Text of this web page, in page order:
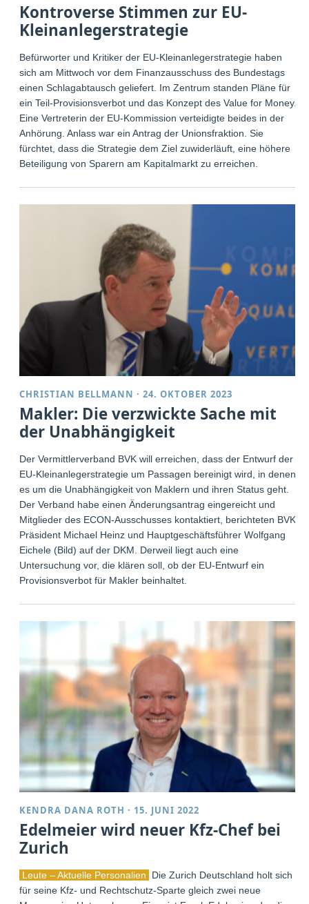
Kontroverse Stimmen zur EU-
Kleinanlegerstrategie
Befürworter und Kritiker der EU-Kleinanlegerstrategie haben
sich am Mittwoch vor dem Finanzausschuss des Bundestags
einen Schlagabtausch geliefert. Im Zentrum standen Pläne für
ein Teil-Provisionsverbot und das Konzept des Value for Money.
Eine Vertreterin der EU-Kommission verteidigte beides in der
Anhörung. Anlass war ein Antrag der Unionsfraktion. Sie
fürchtet, dass die Strategie dem Ziel zuwiderläuft, eine höhere
Beteiligung von Sparern am Kapitalmarkt zu erreichen.
CHRISTIAN BELLMANN ·24. OKTOBER 2023
Makler: Die verzwickte Sache mit
der Unabhängigkeit
Der Vermittlerverband BVK will erreichen, dass der Entwurf der
EU-Kleinanlegerstrategie um Passagen bereinigt wird, in denen
es um die Unabhängigkeit von Maklern und ihren Status geht.
Der Verband habe einen Änderungsantrag eingereicht und
Mitglieder des ECON-Ausschusses kontaktiert, berichteten BVK-
Präsident Michael Heinz und Hauptgeschäftsführer Wolfgang
Eichele (Bild) auf der DKM. Derweil liegt auch eine
Untersuchung vor, die klären soll, ob der EU-Entwurf ein
Provisionsverbot für Makler beinhaltet.
KENDRA DANA ROTH · 15. JUNI 2022
Edelmeier wird neuer Kfz-Chef bei
Zurich
Leute – Aktuelle Personalien
Die Zurich Deutschland holt sich
für seine Kfz- und Rechtschutz-Sparte gleich zwei neue